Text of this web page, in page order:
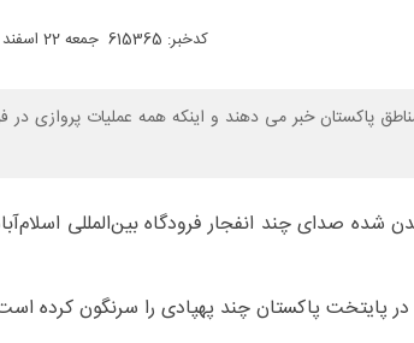
کدخبر: 615365 جمعه 22 اسفند 1404
پاکستان خبر می دهند و اینکه همه عملیات پروازی در
شده صدای چند انفجار فرودگاه بین‌المللی
پایتخت پاکستان چند پهپادی را سرنگون کرده